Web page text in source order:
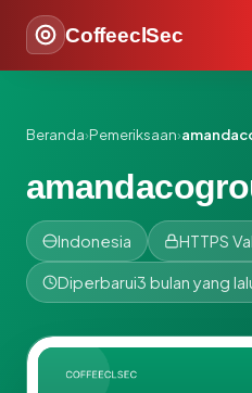
CoffeeclSec
Beranda›Pemeriksaan›
Indonesia HTTPS
Diperbarui3 bulan yang